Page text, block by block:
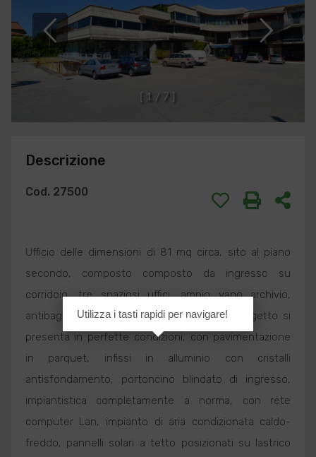
1 / 7
Descrizione
Cod. 27500
Ufficio delle dimensioni di 81 mq circa, sito al piano
secondo, composto composto da ingresso su
corridoio, tre spaziosi uffici, ampio vano archivio,
antibagno, bagno e ripostiglio. L'ufficio in oggetto si
presenta in perfette condizioni, con pavimentazione
in parquet, infissi in alluminio con cristalli
antisfondamento, portoncino blindato di ingresso,
impiantistica completamente a norma, con rete
computer Lan, impianto di aria condizionata caldo-
freddo, pannelli solari a tetto posizionati su lastrico
Utilizza i tasti rapidi per navigare!